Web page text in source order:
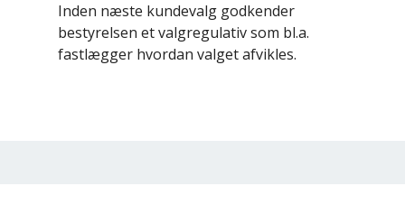
Inden næste kundevalg godkender
bestyrelsen et valgregulativ som bl.a.
fastlægger hvordan valget afvikles.